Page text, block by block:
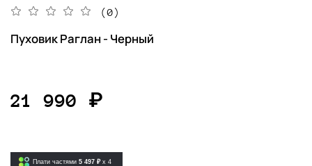
(0)
Пуховик Раглан - Черный
21 990 ₽
Плати частями 5 497 ₽ x 4